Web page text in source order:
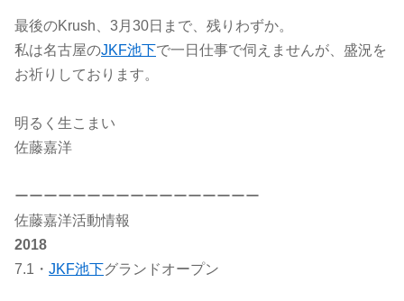
最後のKrush、3月30日まで、残りわずか。
私は名古屋のJKF池下で一日仕事で伺えませんが、盛況を
お祈りしております。
明るく生こまい
佐藤嘉洋
ーーーーーーーーーーーーーーーーー
佐藤嘉洋活動情報
2018
7.1・ JKF池下グランドオープン